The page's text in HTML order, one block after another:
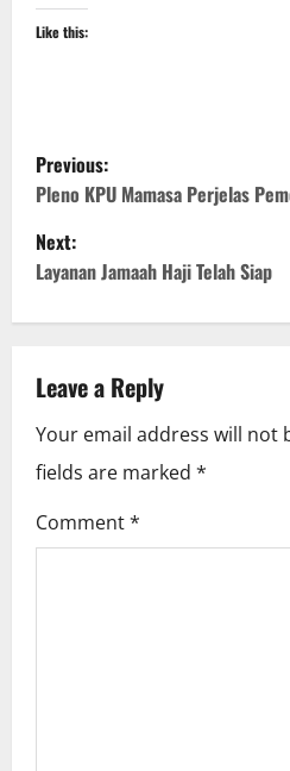
Like this:
P
o
s
a
v
i
g
Previous:
Pleno KPU Mamasa Perjelas
Next:
Layanan Jamaah Haji Telah Siap
Leave a Reply
Your email address will not
fields are marked *
Comment*